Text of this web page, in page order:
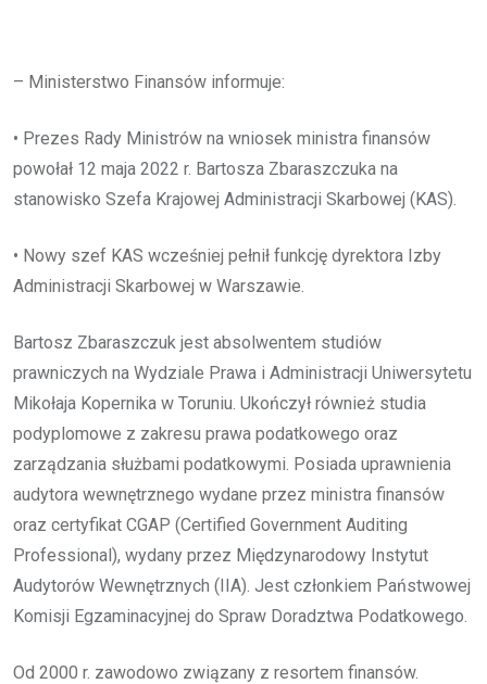
– Ministerstwo Finansów informuje:
• Prezes Rady Ministrów na wniosek ministra finansów
powołał 12 maja 2022 r. Bartosza Zbaraszczuka na
stanowisko Szefa Krajowej Administracji Skarbowej (KAS).
• Nowy szef KAS wcześniej pełnił funkcję dyrektora Izby
Administracji Skarbowej w Warszawie.
Bartosz Zbaraszczuk jest absolwentem studiów
prawniczych na Wydziale Prawa i Administracji Uniwersytetu
Mikołaja Kopernika w Toruniu. Ukończył również studia
podyplomowe z zakresu prawa podatkowego oraz
zarządzania służbami podatkowymi. Posiada uprawnienia
audytora wewnętrznego wydane przez ministra finansów
oraz certyfikat CGAP (Certified Government Auditing
Professional), wydany przez Międzynarodowy Instytut
Audytorów Wewnętrznych (IIA). Jest członkiem Państwowej
Komisji Egzaminacyjnej do Spraw Doradztwa Podatkowego.
Od 2000 r. zawodowo związany z resortem finansów.